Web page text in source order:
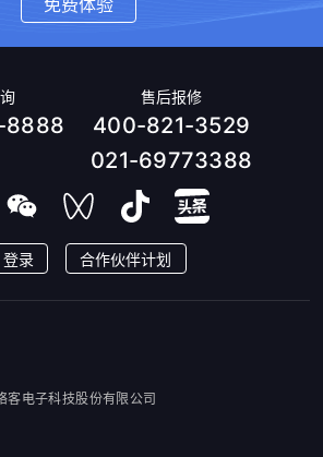
免费体验
8888
售后报修
400-821-3529
021-69773388
登录 合作伙伴计划
电子科技股份有限公司